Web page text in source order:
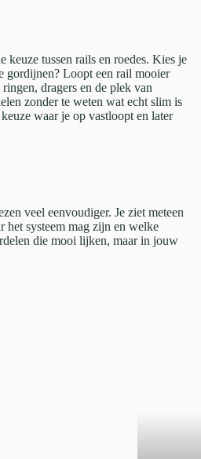
tussen rails en roedes. Kies je
gordijnen? Loopt een rail mooier
dragers en de plek van
zonder te weten wat echt slim is
waar je op vastloopt en later
veel eenvoudiger. Je ziet meteen
systeem mag zijn en welke
die mooi lijken, maar in jouw